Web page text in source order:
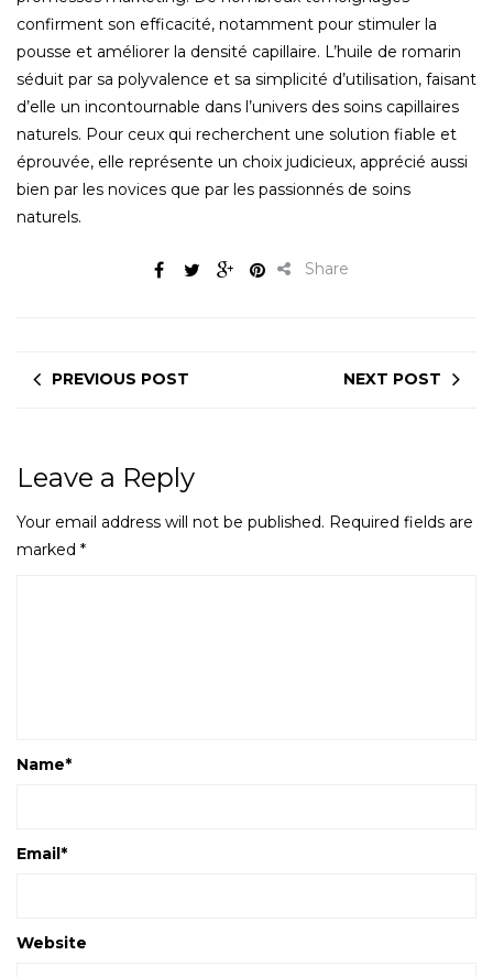
confirment son efficacité, notamment pour stimuler la
pousse et améliorer la densité capillaire. L’huile de romarin
séduit par sa polyvalence et sa simplicité d’utilisation, faisant
d’elle un incontournable dans l’univers des soins capillaires
naturels. Pour ceux qui recherchent une solution fiable et
éprouvée, elle représente un choix judicieux, apprécié aussi
bien par les novices que par les passionnés de soins
naturels.
Share
PREVIOUS POST NEXT POST
Leave a Reply
Your email address will not be published. Required fields are
marked *
Name*
Email*
Website